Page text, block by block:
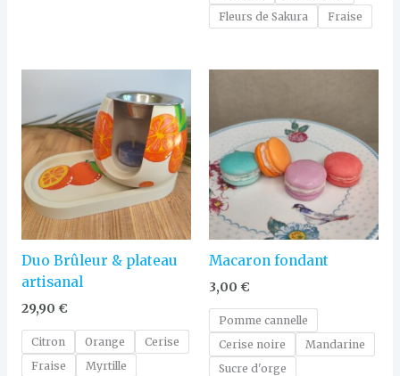
Fleurs de Sakura
Fraise
Duo Brûleur & plateau
artisanal
29,90 €
Citron Orange
Cerise
Fraise
Myrtille
Macaron fondant
3,00 €
Pomme cannelle
Cerise noire
Mandarine
Sucre d'orge